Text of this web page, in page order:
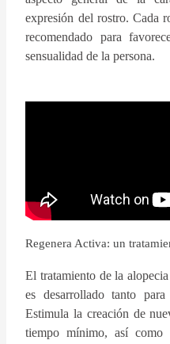
expresión del rostro. Cada
recomendado para
sensualidad de la persona.
Regenera Activa: un
El tratamiento de la
es desarrollado tanto
Estimula la creación de
tiempo mínimo, así